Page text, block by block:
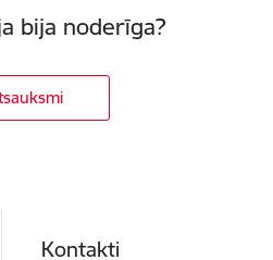
bija noderīga?
Kontakti